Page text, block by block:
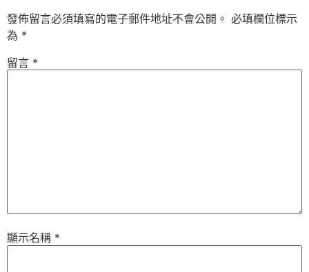
發佈留言必須填寫的電子郵件地址不會公開。 必填欄位標示
為 *
留言 *
顯示名稱 *